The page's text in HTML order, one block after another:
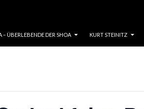
– ÜBERLEBENDE DER SHOA KURT STEINITZ